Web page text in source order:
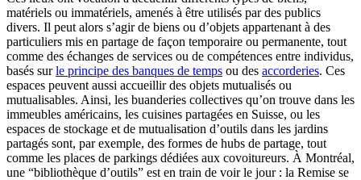
matériels ou immatériels, amenés à être utilisés par des publics
divers. Il peut alors s’agir de biens ou d’objets appartenant à des
particuliers mis en partage de façon temporaire ou permanente, tout
comme des échanges de services ou de compétences entre individus,
basés surle principe des banques de temps ou des accorderies. Ces
espaces peuvent aussi accueillir des objets mutualisés ou
mutualisables. Ainsi, les buanderies collectives qu’on trouve dans les
immeubles américains, les cuisines partagées en Suisse, ou les
espaces de stockage et de mutualisation d’outils dans les jardins
partagés sont, par exemple, des formes de hubs de partage, tout
comme les places de parkings dédiées aux covoitureurs. À Montréal,
une “bibliothèque d’outils” est en train de voir le jour : la Remise se